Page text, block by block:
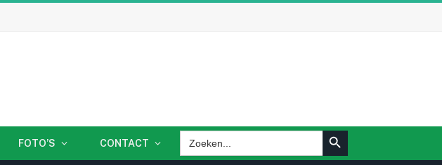
FOTO’S CONTACT
Zoek
naar:
ZOEKKNOP